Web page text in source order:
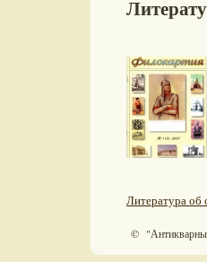
Литература об
©